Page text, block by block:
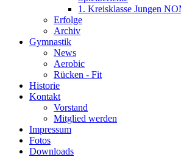
1. Kreisklasse Jungen
Erfolge
Archiv
Gymnastik
News
Aerobic
Rücken - Fit
Historie
Kontakt
Vorstand
Mitglied werden
Impressum
Fotos
Downloads